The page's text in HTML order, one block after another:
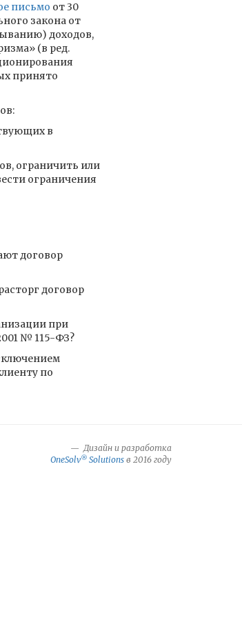
письмо от 30
закона от
доходов,
(в ред.
принято
в
ограничить или
ограничения
договор
договор
при
№ 115-ФЗ?
по
Дизайн и разработка
OneSolv® Solutions в 2016 году